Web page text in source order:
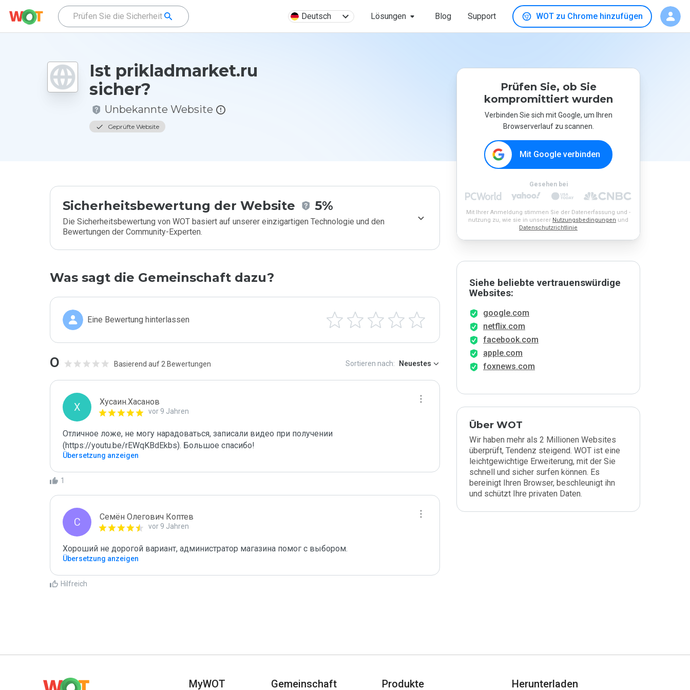
Deutsch Lösungen Blog Support WOT zu Chrome hinzufügen
Ist prikladmarket.ru
sicher?
Unbekannte Website
Geprüfte Website
Sicherheitsbewertung der Website 5%
Die Sicherheitsbewertung von WOT basiert auf unserer einzigartigen Technologie und den
Bewertungen der Community-Experten.
Was sagt die Gemeinschaft dazu?
Eine Bewertung hinterlassen
0 Basierend auf 2 Bewertungen Sortieren nach: Neuestes
Х Хусаин.Хасанов
vor 9 Jahren
Отличное ложе, не могу нарадоваться, записали видео при получении
(https://youtu.be/rEWqKBdEkbs). Большое спасибо!
Übersetzung anzeigen
1
С Семён Олегович Коптев
vor 9 Jahren
Хороший не дорогой вариант, администратор магазина помог с выбором.
Übersetzung anzeigen
Hilfreich
Prüfen Sie, ob Sie
kompromittiert wurden
Verbinden Sie sich mit Google, um Ihren
Browserverlauf zu scannen.
Mit Google verbinden
Gesehen bei
Mit Ihrer Anmeldung stimmen Sie der Datenerfassung und -
nutzung zu, wie sie in unserer Nutzungsbedingungen und
Datenschutzrichtlinie
Siehe beliebte vertrauenswürdige
Websites:
google.com
netflix.com
facebook.com
apple.com
foxnews.com
Über WOT
Wir haben mehr als 2 Millionen Websites
überprüft, Tendenz steigend. WOT ist eine
leichtgewichtige Erweiterung, mit der Sie
schnell und sicher surfen können. Es
bereinigt Ihren Browser, beschleunigt ihn
und schützt Ihre privaten Daten.
MyWOT Gemeinschaft Produkte Herunterladen